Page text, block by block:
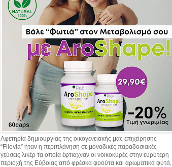
Αφετηρία δημιουργίας της οικογενειακής μας επιχείρησης
“Filevia” ήταν η περιπλάνηση σε μοναδικές παραδοσιακές
γεύσεις λικέρ τα οποία έφτιαχναν οι νοικοκυρές στην ευρύτερη
περιοχή της Εύβοιας από φρέσκα φρούτα και αρωματικά φυτά,